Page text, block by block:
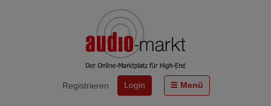
Registrieren Login Menü